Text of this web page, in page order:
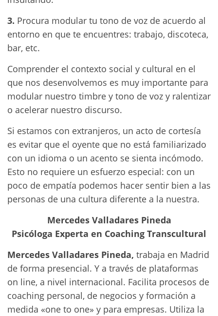
3. Procura modular tu tono de voz de acuerdo al
entorno en que te encuentres: trabajo, discoteca,
bar, etc.
Comprender el contexto social y cultural en el
que nos desenvolvemos es muy importante para
modular nuestro timbre y tono de voz y ralentizar
o acelerar nuestro discurso.
Si estamos con extranjeros, un acto de cortesía
es evitar que el oyente que no está familiarizado
con un idioma o un acento se sienta incómodo.
Esto no requiere un esfuerzo especial: con un
poco de empatía podemos hacer sentir bien a las
personas de una cultura diferente a la nuestra.
Mercedes Valladares Pineda
Psicóloga Experta en Coaching Transcultural
Mercedes Valladares Pineda, trabaja en Madrid
de forma presencial. Y a través de plataformas
on line, a nivel internacional. Facilita procesos de
coaching personal, de negocios y formación a
medida «one to one» y para empresas. Utiliza la